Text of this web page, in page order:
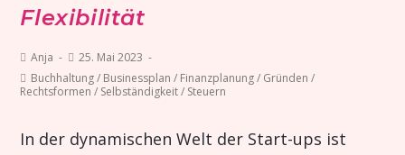
Flexibilität
Anja
25. Mai 2023
Buchhaltung / Businessplan / Finanzplanung / Gründen /
Rechtsformen / Selbständigkeit / Steuern
In der dynamischen Welt der Start-ups ist